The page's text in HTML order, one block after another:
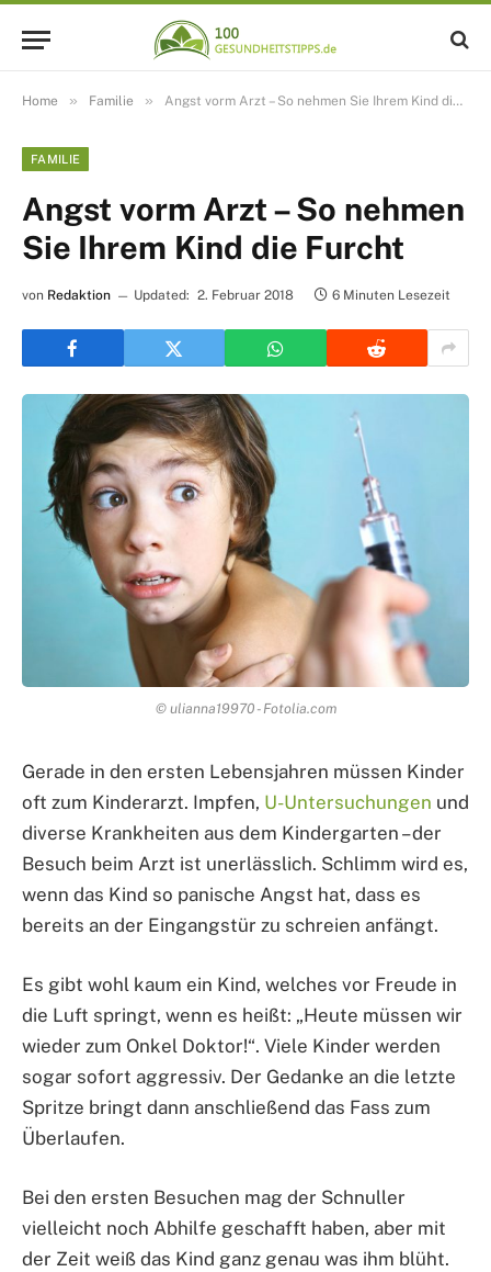
Home » Familie » Angst vorm Arzt – So nehmen Sie Ihrem Kind die Furcht
FAMILIE
Angst vorm Arzt – So nehmen
Sie Ihrem Kind die Furcht
von Redaktion Updated: 2. Februar 2018 6 Minuten Lesezeit
© ulianna19970 - Fotolia.com
Gerade in den ersten Lebensjahren müssen Kinder
oft zum Kinderarzt. Impfen, U-Untersuchungen und
diverse Krankheiten aus dem Kindergarten – der
Besuch beim Arzt ist unerlässlich. Schlimm wird es,
wenn das Kind so panische Angst hat, dass es
bereits an der Eingangstür zu schreien anfängt.
Es gibt wohl kaum ein Kind, welches vor Freude in
die Luft springt, wenn es heißt: „Heute müssen wir
wieder zum Onkel Doktor!“. Viele Kinder werden
sogar sofort aggressiv. Der Gedanke an die letzte
Spritze bringt dann anschließend das Fass zum
Überlaufen.
Bei den ersten Besuchen mag der Schnuller
vielleicht noch Abhilfe geschafft haben, aber mit
der Zeit weiß das Kind ganz genau was ihm blüht.